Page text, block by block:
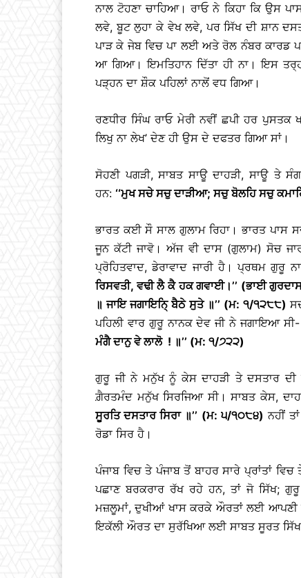
ਨਾਲ ਟੋਹਣਾ ਚਾਹਿਆ। ਰਾਓ ਨੇ ਕਿਹਾ ਕਿ ਉਸ
ਲਵੇ, ਬੂਟ ਲੁਹਾ ਕੇ ਵੇਖ ਲਵੇ, ਪਰ ਸਿੱਖ ਦੀ ਸ਼ਾਨ
ਪਾੜ ਕੇ ਜੇਬ ਵਿਚ ਪਾ ਲਈ ਅਤੇ ਰੋਲ ਨੰਬਰ ਕਾਰਡ
ਆ ਗਿਆ। ਇਮਤਿਹਾਨ ਦਿੱਤਾ ਹੀ ਨਾ। ਇਸ
ਪੜ੍ਹਨ ਦਾ ਸ਼ੌਕ ਪਹਿਲਾਂ ਨਾਲੋਂ ਵਧ ਗਿਆ।
ਰਣਧੀਰ ਸਿੰਘ ਰਾਓ ਮੇਰੀ ਨਵੀਂ ਛਪੀ ਹਰ
ਲਿਖੁ ਨਾ ਲੇਖ’ ਦੇਣ ਹੀ ਉਸ ਦੇ ਦਫਤਰ ਗਿਆ ਸਾਂ।
ਸੋਹਣੀ ਪਗੜੀ, ਸਾਬਤ ਸਾਊ ਦਾਹੜੀ, ਸਾਊ ਤੇ
ਹਨ: ‘‘ਮੁਖ ਸਚੇ ਸਚੁ ਦਾੜੀਆ; ਸਚੁ ਬੋਲਹਿ ਸਚੁ
ਭਾਰਤ ਕਈ ਸੌ ਸਾਲ ਗੁਲਾਮ ਰਿਹਾ। ਭਾਰਤ ਪਾਸ
ਜੂਨ ਕੱਟੀ ਜਾਵੋ। ਅੱਜ ਵੀ ਦਾਸ (ਗੁਲਾਮ) ਸੋਚ
ਪ੍ਰੋਹਿਤਵਾਦ, ਡੇਰਾਵਾਦ ਜਾਰੀ ਹੈ। ਪ੍ਰਥਮ
ਰਿਸਵਤੀ, ਵਢੀ ਲੈ ਕੈ ਹਕ ਗਵਾਈ।’’ (ਭਾਈ
॥ ਜਾਇ ਜਗਾਇਨਿ੍ ਬੈਠੇ ਸੁਤੇ ॥’’ (ਮ: ੧/੧੨੮੮)
ਪਹਿਲੀ ਵਾਰ ਗੁਰੂ ਨਾਨਕ ਦੇਵ ਜੀ ਨੇ ਜਗਾਇਆ ਸੀ-
ਮੰਗੈ ਦਾਨੁ ਵੇ ਲਾਲੋ ! ॥’’ (ਮ: ੧/੭੨੨)
ਗੁਰੂ ਜੀ ਨੇ ਮਨੁੱਖ ਨੂੰ ਕੇਸ ਦਾਹੜੀ ਤੇ ਦਸਤਾਰ
ਗ਼ੈਰਤਮੰਦ ਮਨੁੱਖ ਸਿਰਜਿਆ ਸੀ। ਸਾਬਤ ਕੇਸ,
ਸੂਰਤਿ ਦਸਤਾਰ ਸਿਰਾ ॥’’ (ਮ: ੫/੧੦੮੪) ਨਹੀਂ
ਰੋਡਾ ਸਿਰ ਹੈ।
ਪੰਜਾਬ ਵਿਚ ਤੇ ਪੰਜਾਬ ਤੋਂ ਬਾਹਰ ਸਾਰੇ ਪ੍ਰਾਂਤਾਂ
ਪਛਾਣ ਬਰਕਰਾਰ ਰੱਖ ਰਹੇ ਹਨ, ਤਾਂ ਜੋ ਸਿੱਖ;
ਮਜ਼ਲੂਮਾਂ, ਦੁਖੀਆਂ ਖਾਸ ਕਰਕੇ ਔਰਤਾਂ ਲਈ ਆਪਣੀ
ਇਕੱਲੀ ਔਰਤ ਦਾ ਸੁਰੱਖਿਆ ਲਈ ਸਾਬਤ ਸੂਰਤ ਸਿੱਖ